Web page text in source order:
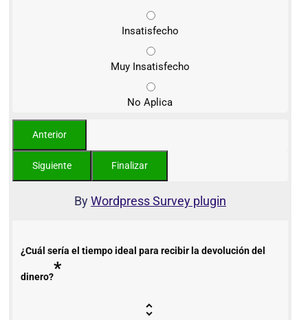
Insatisfecho
Muy Insatisfecho
No Aplica
ByWordpress Survey plugin
¿Cuál sería el tiempo ideal para recibir la devolución del
dinero?*